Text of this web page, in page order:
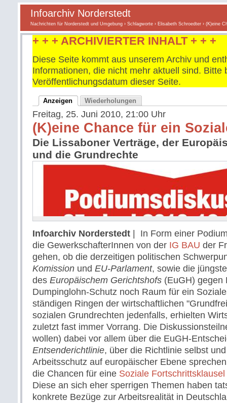
Infoarchiv Norderstedt
Nachrichten für Norderstedt und Umgebung › Schlagworte › Elisabeth Schroedter › (K)eine
+ + + ARCHIVIERTER INHALT + + +
Diese Seite kommt aus unserem Archiv und
Informationen, die nicht mehr aktuell sind. Bitte
Veröffentlichungsdatum dieser Seite.
Anzeigen Wiederholungen
Freitag, 25. Juni 2010, 21:00 Uhr
(K)eine Chance für ein
Die Lissaboner Verträge, der
und die Grundrechte
Infoarchiv Norderstedt | In Form einer
die GewerkschafterInnen von der IG BAU der
gehen, ob die derzeitigen politischen
Komission und EU-Parlament, sowie die
des Europäischem Gerichtshofs (EuGH) gegen
Dumpinglohn-Schutz noch Raum für ein
ständigen Ringen der wirtschaftlichen
sozialen Grundrechten jedenfalls, erhielten
zuletzt fast immer Vorrang. Die
wollen) dabei vor allem über die EuGH-
Entsenderichtlinie, über die Richtlinie selbst
Arbeitsschutz auf europäischer Ebene
die Chancen für eine Soziale Fortschrittsklausel
Diese an sich eher sperrigen Themen haben
konkrete Bezüge zur Arbeitsrealität in